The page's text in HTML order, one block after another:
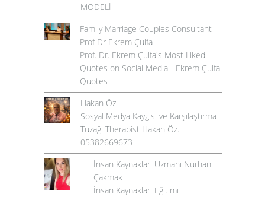
MODELİ
Family Marriage Couples Consultant
Prof Dr Ekrem Çulfa
Prof. Dr. Ekrem Çulfa's Most Liked
Quotes on Social Media - Ekrem Çulfa
Quotes
Hakan Öz
Sosyal Medya Kaygısı ve Karşılaştırma
Tuzağı Therapist Hakan Öz.
05382669673
İnsan Kaynakları Uzmanı Nurhan
Çakmak
İnsan Kaynakları Eğitimi